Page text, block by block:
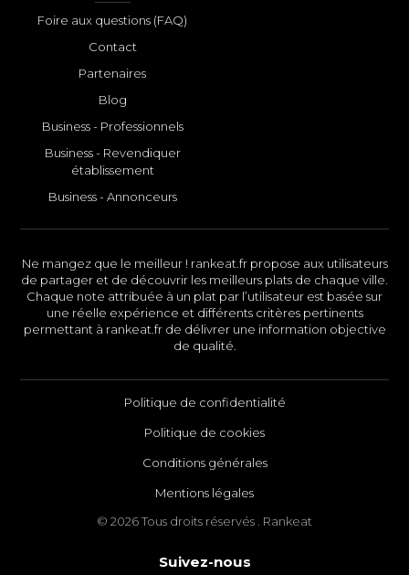
Foire aux questions (FAQ)
Contact
Partenaires
Blog
Business - Professionnels
Business - Revendiquer
établissement
Business - Annonceurs
Ne mangez que le meilleur ! rankeat.fr propose aux utilisateurs
de partager et de découvrir les meilleurs plats de chaque ville.
Chaque note attribuée à un plat par l’utilisateur est basée sur
une réelle expérience et différents critères pertinents
permettant à rankeat.fr de délivrer une information objective
de qualité.
Politique de confidentialité
Politique de cookies
Conditions générales
Mentions légales
© 2026 Tous droits réservés . Rankeat
Suivez-nous